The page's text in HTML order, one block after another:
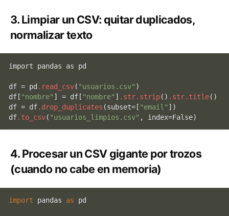
3. Limpiar un CSV: quitar duplicados,
normalizar texto
import pandas as pd
df = pd .read_csv( "usuarios.csv" )
df [ "nombre" ] = df [ "nombre" ] .str.strip() .str.title()
df = df.drop_duplicates (subset= [ "email" ] )
df.to_csv( "usuarios_limpios.csv"
4. Procesar un CSV gigante por trozos
(cuando no cabe en memoria)
import pandas as pd